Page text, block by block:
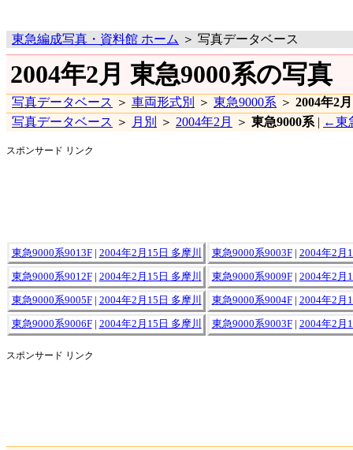
東急編成写真・資料館 ホーム ＞ 写真データベース
2004年2月 東急9000系の写真
写真データベース ＞ 車両形式別 ＞ 東急9000系 ＞ 2004年2月
写真データベース ＞ 月別 ＞ 2004年2月 ＞ 東急9000系 | ←東
スポンサード リンク
東急9000系9013F| 2004年2月15日 多摩川 東急9000系9003F| 2004年2月
東急9000系9012F| 2004年2月15日 多摩川 東急9000系9009F| 2004年2月
東急9000系9005F| 2004年2月15日 多摩川 東急9000系9004F| 2004年2月
東急9000系9006F| 2004年2月15日 多摩川 東急9000系9003F| 2004年2月
スポンサード リンク